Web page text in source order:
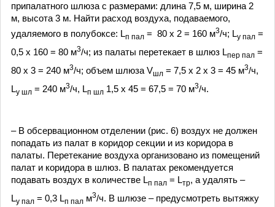
припалатного шлюза с размерами: длина 7,5 м, ширина 2
м, высота 3 м. Найти расход воздуха, подаваемого,
удаляемого в полубоксе: Lп пал = 80 х 2 = 160 м3/ч; Lу пал =
0,5 х 160 = 80 м3/ч; из палаты перетекает в шлюз Lпер пал =
80 х 3 = 240 м3/ч; объем шлюза Vшл = 7,5 х 2 х 3 = 45 м3/ч,
Lу шл = 240 м3/ч, Lп шл 1,5 х 45 = 67,5 = 70 м3/ч.
– В обсервационном отделении (рис. 6) воздух не должен
попадать из палат в коридор секции и из коридора в
палаты. Перетекание воздуха организовано из помещений
палат и коридора в шлюз. В палатах рекомендуется
подавать воздух в количестве Lп пал = Lтр, а удалять –
Lу пал = 0,3 Lп пал м3/ч. В шлюзе – предусмотреть вытяжку